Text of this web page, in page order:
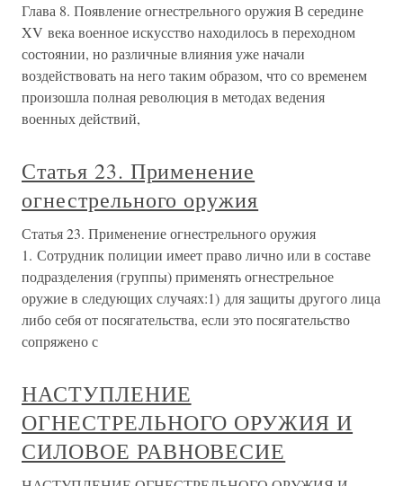
Глава 8. Появление огнестрельного оружия В середине
XV века военное искусство находилось в переходном
состоянии, но различные влияния уже начали
воздействовать на него таким образом, что со временем
произошла полная революция в методах ведения
военных действий,
Статья 23. Применение
огнестрельного оружия
Статья 23. Применение огнестрельного оружия
1. Сотрудник полиции имеет право лично или в составе
подразделения (группы) применять огнестрельное
оружие в следующих случаях:1) для защиты другого лица
либо себя от посягательства, если это посягательство
сопряжено с
НАСТУПЛЕНИЕ
ОГНЕСТРЕЛЬНОГО ОРУЖИЯ И
СИЛОВОЕ РАВНОВЕСИЕ